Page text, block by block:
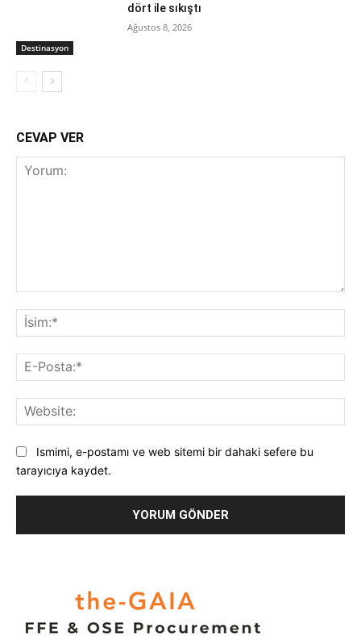
Destinasyon
dört ile sıkıştı
Ağustos 8, 2026
CEVAP VER
Ismimi, e-postamı ve web sitemi bir dahaki sefere bu
tarayıcıya kaydet.